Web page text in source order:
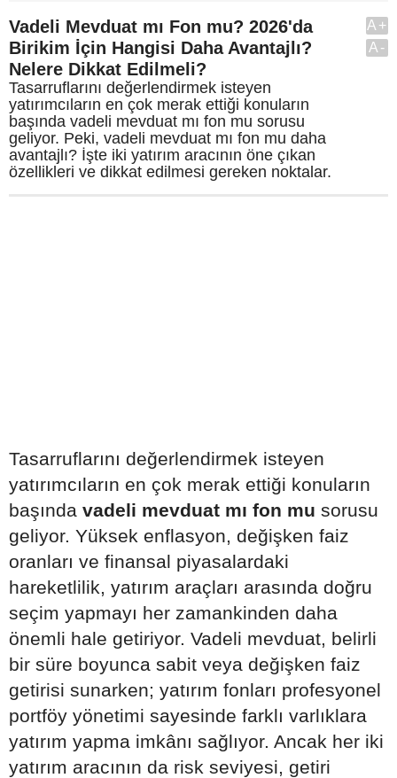
Vadeli Mevduat mı Fon mu? 2026'da
Birikim İçin Hangisi Daha Avantajlı?
Nelere Dikkat Edilmeli?
Tasarruflarını değerlendirmek isteyen
yatırımcıların en çok merak ettiği konuların
başında vadeli mevduat mı fon mu sorusu
geliyor. Peki, vadeli mevduat mı fon mu daha
avantajlı? İşte iki yatırım aracının öne çıkan
özellikleri ve dikkat edilmesi gereken noktalar.
A+
A-
Tasarruflarını değerlendirmek isteyen
yatırımcıların en çok merak ettiği konuların
başında vadeli mevduat mı fon mu sorusu
geliyor. Yüksek enflasyon, değişken faiz
oranları ve finansal piyasalardaki
hareketlilik, yatırım araçları arasında doğru
seçim yapmayı her zamankinden daha
önemli hale getiriyor. Vadeli mevduat, belirli
bir süre boyunca sabit veya değişken faiz
getirisi sunarken; yatırım fonları profesyonel
portföy yönetimi sayesinde farklı varlıklara
yatırım yapma imkânı sağlıyor. Ancak her iki
yatırım aracının da risk seviyesi, getiri